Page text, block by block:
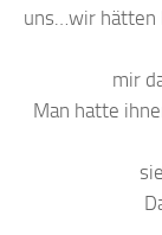
uns…wir hätten
mir
Man hatte